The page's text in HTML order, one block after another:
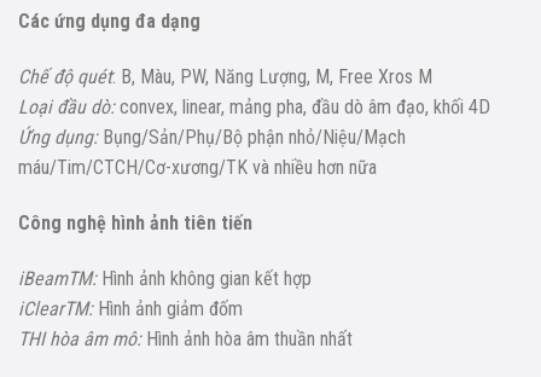
Các ứng dụng đa dạng
Chế độ quét: B, Màu, PW, Năng Lượng, M, Free Xros M
Loại đầu dò:convex, linear, mảng pha, đầu dò âm đạo, khối 4D
Ứng dụng:Bụng/Sản/Phụ/Bộ phận nhỏ/Niệu/Mạch
máu/Tim/CTCH/Cơ-xương/TK và nhiều hơn nữa
Công nghệ hình ảnh tiên tiến
iBeamTM:Hình ảnh không gian kết hợp
iClearTM:Hình ảnh giảm đốm
THI hòa âm mô:Hình ảnh hòa âm thuần nhất